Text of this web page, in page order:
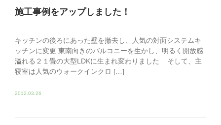
施工事例をアップしました！
キッチンの後ろにあった壁を撤去し、人気の対面システムキ
ッチンに変更 東南向きのバルコニーを生かし、明るく開放感
溢れる２１畳の大型LDKに生まれ変わりました そして、主
寝室は人気のウォークインクロ […]
2012.03.26